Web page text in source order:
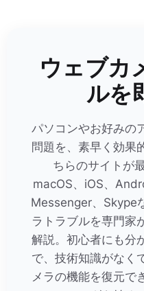
ウェブカ
ルを
パソコンやお好みの
問題を、素早く効果
ちらのサイトが
macOS、iOS、
Messenger、Skype
ラトラブルを専門家
解説。初心者にも分
で、技術知識がなく
メラの機能を復元で